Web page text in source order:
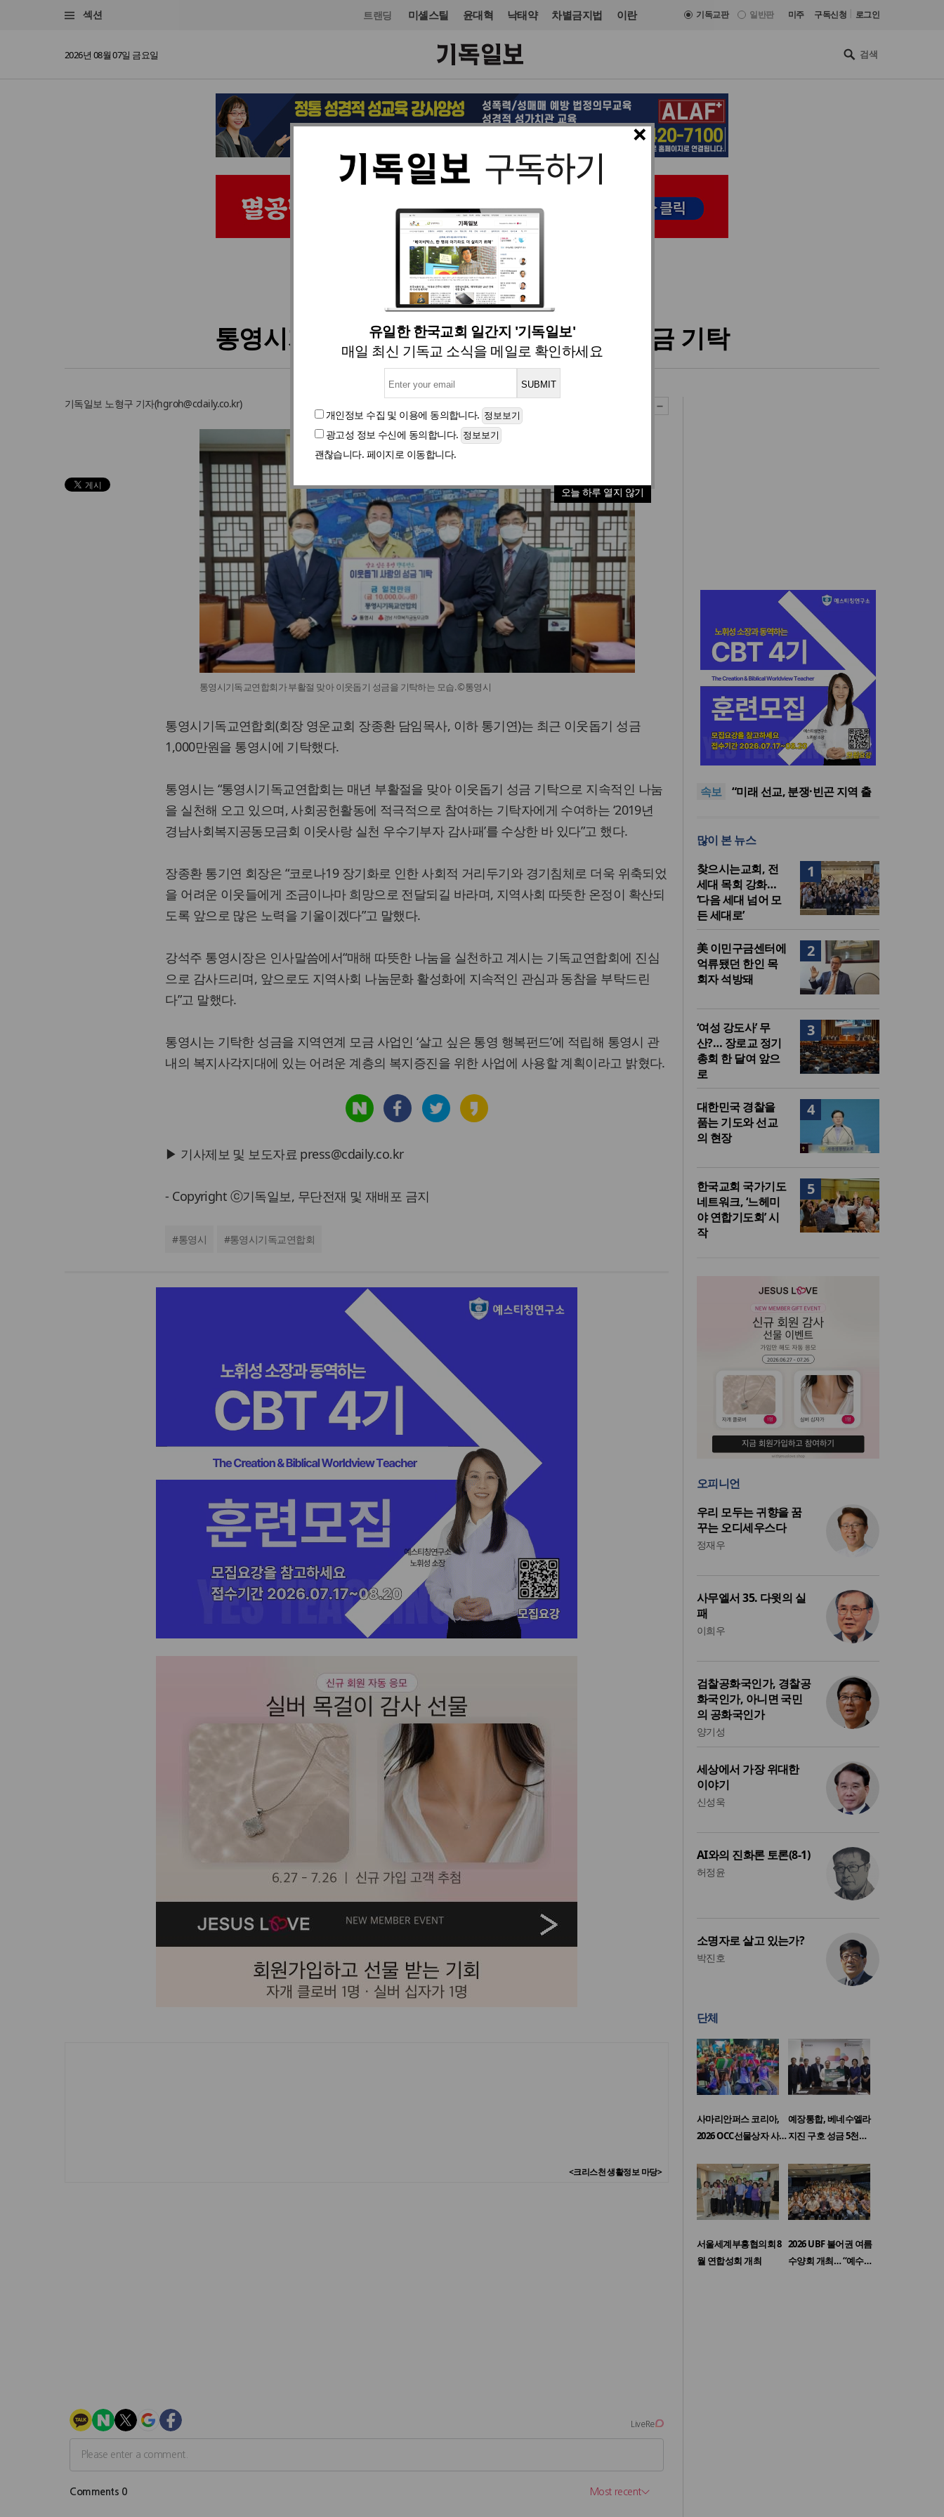
섹션 트랜딩 미셸스틸 윤대혁 낙태약 차별금지법 이란 기독교판 일반판 미주 구독신청 로그인
2026년 08월 07일 금요일
×
유일한 한국교회 일간지 '기독일보'
매일 최신 기독교 소식을 메일로 확인하세요
개인정보 수집 및 이용에 동의합니다.
광고성 정보 수신에 동의합니다.
괜찮습니다. 페이지로 이동합니다.
오늘 하루 열지 않기
사회 입력 2021. 04. 15 16:18
통영시기독교연합회, 통영시에 부활절 성금 기탁
기독일보 노형구 기자(hgroh@cdaily.co.kr)
통영시기독교연합회가 부활절 맞아 이웃돕기 성금을 기탁하는 모습. ©통영시
통영시기독교연합회(회장 영운교회 장종환 담임목사, 이하 통기연)는 최근 이웃돕기 성금
1,000만원을 통영시에 기탁했다.
통영시는 “통영시기독교연합회는 매년 부활절을 맞아 이웃돕기 성금 기탁으로 지속적인 나눔
을 실천해 오고 있으며, 사회공헌활동에 적극적으로 참여하는 기탁자에게 수여하는 ‘2019년
경남사회복지공동모금회 이웃사랑 실천 우수기부자 감사패’를 수상한 바 있다”고 했다.
장종환 통기연 회장은 “코로나19 장기화로 인한 사회적 거리두기와 경기침체로 더욱 위축되었
을 어려운 이웃들에게 조금이나마 희망으로 전달되길 바라며, 지역사회 따뜻한 온정이 확산되
도록 앞으로 많은 노력을 기울이겠다”고 말했다.
강석주 통영시장은 인사말씀에서“매해 따뜻한 나눔을 실천하고 계시는 기독교연합회에 진심
으로 감사드리며, 앞으로도 지역사회 나눔문화 활성화에 지속적인 관심과 동참을 부탁드린
다”고 말했다.
통영시는 기탁한 성금을 지역연계 모금 사업인 ‘살고 싶은 통영 행복펀드’에 적립해 통영시 관
내의 복지사각지대에 있는 어려운 계층의 복지증진을 위한 사업에 사용할 계획이라고 밝혔다.
▶ 기사제보 및 보도자료 press@cdaily.co.kr
- Copyright ⓒ기독일보, 무단전재 및 재배포 금지
#통영시 #통영시기독교연합회
<크리스천 생활정보 마당>
속보
[최원호 목사의 영혼의 양식 63]
말씀은 같은데 왜 열매는 다를
美 이민구금센터에 억류됐던
“미사일 속에서도 복음은 전해
“미래 선교, 분쟁·빈곤 지역 출
발
말씀은 같은데 왜 열매는 다를
美 이민구금센터에 억류됐던
한인 목회자 석방돼
많이 본 뉴스
1
찾으시는교회, 전
세대 목회 강화…
‘다음 세대 넘어 모
든 세대로’
2
美 이민구금센터에
억류됐던 한인 목
회자 석방돼
3
‘여성 강도사’ 무
산?… 장로교 정기
총회 한 달여 앞으
로
4
대한민국 경찰을
품는 기도와 선교
의 현장
5
한국교회 국가기도
네트워크, ‘느헤미
야 연합기도회’ 시
작
오피니언
우리 모두는 귀향을 꿈
꾸는 오디세우스다
정재우
사무엘서 35. 다윗의 실
패
이희우
검찰공화국인가, 경찰공
화국인가, 아니면 국민
의 공화국인가
양기성
세상에서 가장 위대한
이야기
신성욱
AI와의 진화론 토론(8-1)
허정윤
소명자로 살고 있는가?
박진호
단체
사마리안퍼스 코리아,
2026 OCC선물상자 사…
예장통합, 베네수엘라
지진 구호 성금 5천…
서울세계부흥협의회 8
월 연합성회 개최
2026 UBF 불어권 여름
수양회 개최… “예수…